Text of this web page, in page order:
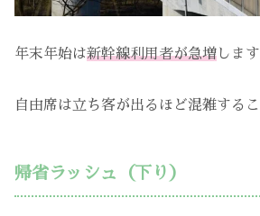
年末年始は新幹線利用者が急増 します
自由席は立ち客が出るほど混雑する
帰省ラッシュ（下り）